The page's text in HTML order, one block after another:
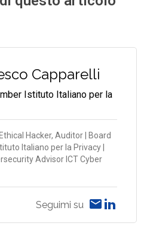
Capparelli
Istituto Italiano per la
Hacker, Auditor | Board
Italiano per la Privacy |
Advisor ICT Cyber
Seguimi su